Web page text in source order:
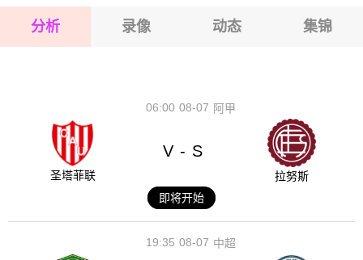
2026-08-15 【中超】 辽宁铁人VS青岛海牛
分析 录像 动态 集锦
08-07
06:00 阿甲
圣塔菲联
V - S
拉努斯
即将开始
08-07
19:35 中超